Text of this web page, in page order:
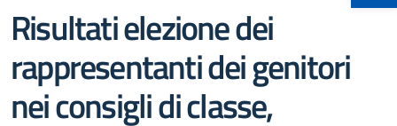
Risultati elezione dei
rappresentanti dei genitori
nei consigli di classe,